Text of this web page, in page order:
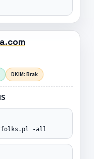
DKIM: Brak
-all